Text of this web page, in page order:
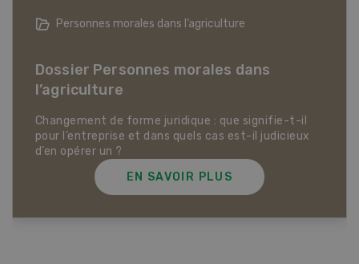
Articles biologiques
Dossier Articles biologiques
EN SAVOIR PLUS